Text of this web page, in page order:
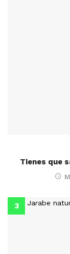
Tienes que